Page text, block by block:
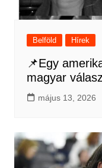
Belföld Hírek
📌Egy
magyar
május 13, 2026